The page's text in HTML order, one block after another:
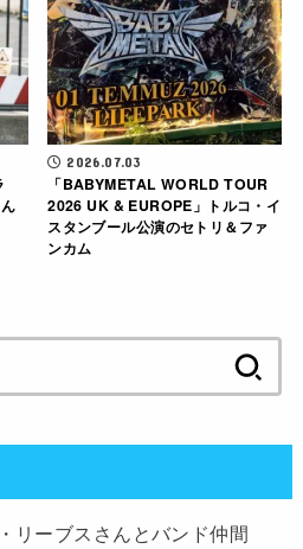
2026.07.03
「BABYMETAL WORLD TOUR
2026 UK & EUROPE」トルコ・イ
スタンブール公演のセトリ＆ファ
ンカム
索:
リーブスさんとバンド仲間